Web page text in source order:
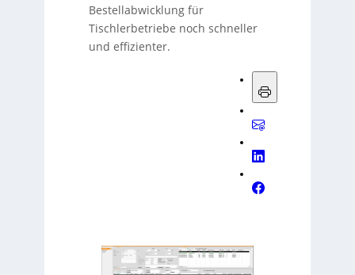
Bestellabwicklung für
Tischlerbetriebe noch schneller
und effizienter.